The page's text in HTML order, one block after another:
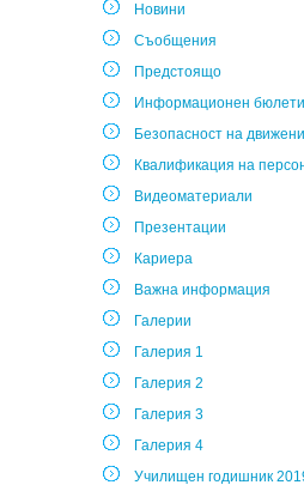
Новини
Съобщения
Предстоящо
Информационен
Безопасност на
Квалификация на
Видеоматериали
Презентации
Кариера
Важна информация
Галерии
Галерия 1
Галерия 2
Галерия 3
Галерия 4
Училищен годишник